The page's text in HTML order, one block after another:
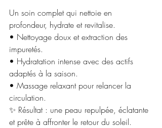
Un soin complet qui nettoie en
profondeur, hydrate et revitalise.
• Nettoyage doux et extraction des
impuretés.
• Hydratation intense avec des actifs
adaptés à la saison.
• Massage relaxant pour relancer la
circulation.
✨ Résultat : une peau repulpée, éclatante
et prête à affronter le retour du soleil.